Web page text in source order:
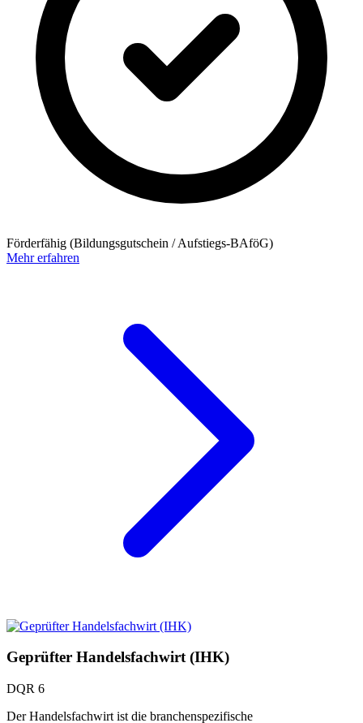
Förderfähig (Bildungsgutschein / Aufstiegs-BAföG)
Mehr erfahren
Geprüfter Handelsfachwirt (IHK)
DQR 6
Der Handelsfachwirt ist die branchenspezifische